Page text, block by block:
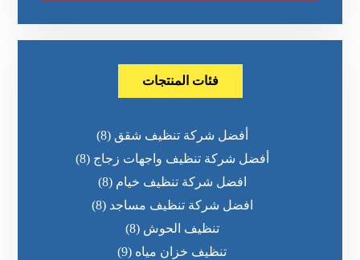
فئات المنتجات
أفضل شركة تنظيف شقق (8)
أفضل شركة تنظيف واجهات زجاج (8)
افضل شركة تنظيف خيام (8)
افضل شركة تنظيف مساجد (8)
تنظيف الحوش (8)
تنظيف خزان مياه (9)